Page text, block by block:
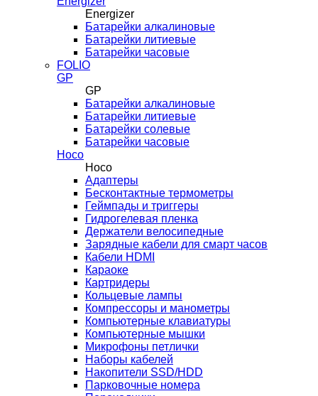
Energizer
Батарейки алкалиновые
Батарейки литиевые
Батарейки часовые
FOLIO
GP
GP
Батарейки алкалиновые
Батарейки литиевые
Батарейки солевые
Батарейки часовые
Hoco
Hoco
Адаптеры
Бесконтактные термометры
Геймпады и триггеры
Гидрогелевая пленка
Держатели велосипедные
Зарядные кабели для смарт часов
Кабели HDMI
Караоке
Картридеры
Кольцевые лампы
Компрессоры и манометры
Компьютерные клавиатуры
Компьютерные мышки
Микрофоны петлички
Наборы кабелей
Накопители SSD/HDD
Парковочные номера